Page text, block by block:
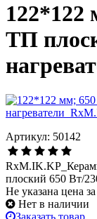
122*122
ТП
Артикул: 50142
плоский 650 Вт/
Не указана цена за
Нет в наличии
Заказать товар